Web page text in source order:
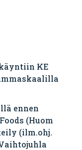
KE
ennen
(Huom
(ilm.ohj.